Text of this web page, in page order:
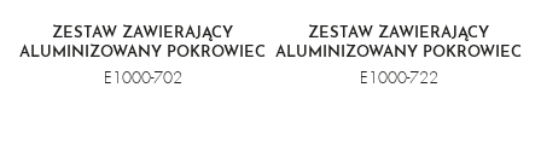
ZESTAW ZAWIERAJĄCY
ALUMINIZOWANY POKROWIEC
+ HEŁM + ZIELONĄ OSŁONĘ
E1000-702
ZESTAW ZAWIERAJĄCY
ALUMINIZOWANY POKROWIEC
+ HEŁM + ZŁOCISTOZIELONĄ
E1000-722